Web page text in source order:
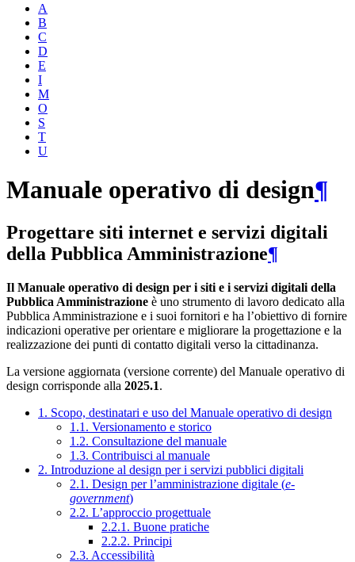
A
B
C
D
E
I
M
O
S
T
U
Manuale operativo di design¶
Progettare siti internet e servizi digitali
della Pubblica Amministrazione¶
Il Manuale operativo di design per i siti e i servizi digitali della
Pubblica Amministrazione è uno strumento di lavoro dedicato alla
Pubblica Amministrazione e i suoi fornitori e ha l’obiettivo di fornire
indicazioni operative per orientare e migliorare la progettazione e la
realizzazione dei punti di contatto digitali verso la cittadinanza.
La versione aggiornata (versione corrente) del Manuale operativo di
design corrisponde alla 2025.1.
1. Scopo, destinatari e uso del Manuale operativo di design
1.1. Versionamento e storico
1.2. Consultazione del manuale
1.3. Contribuisci al manuale
2. Introduzione al design per i servizi pubblici digitali
2.1. Design per l’amministrazione digitale (e-
government)
2.2. L’approccio progettuale
2.2.1. Buone pratiche
2.2.2. Principi
2.3. Accessibilità